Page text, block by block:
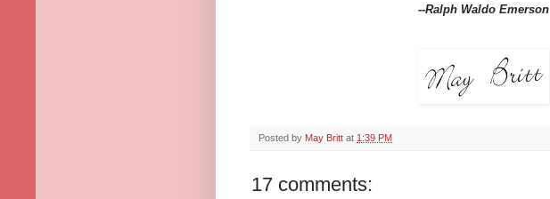
--Ralph Waldo Emerson
Posted by May Britt at 1:39 PM
17 comments: